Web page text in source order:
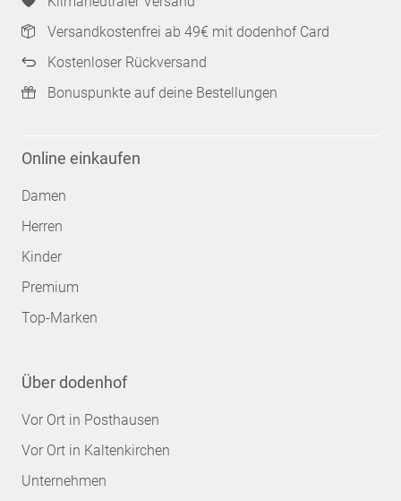
Versandkostenfrei ab 49€ mit dodenhof Card
Kostenloser Rückversand
Bonuspunkte auf deine Bestellungen
Online einkaufen
Damen
Herren
Kinder
Premium
Top-Marken
Über dodenhof
Vor Ort in Posthausen
Vor Ort in Kaltenkirchen
Unternehmen